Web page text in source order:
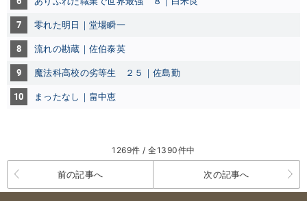
7 零れた明日｜堂場瞬一
8 流れの勘蔵｜佐伯泰英
9 魔法科高校の劣等生 ２５｜佐島勤
10 まったなし｜畠中恵
1269件 / 全1390件中
前の記事へ 次の記事へ